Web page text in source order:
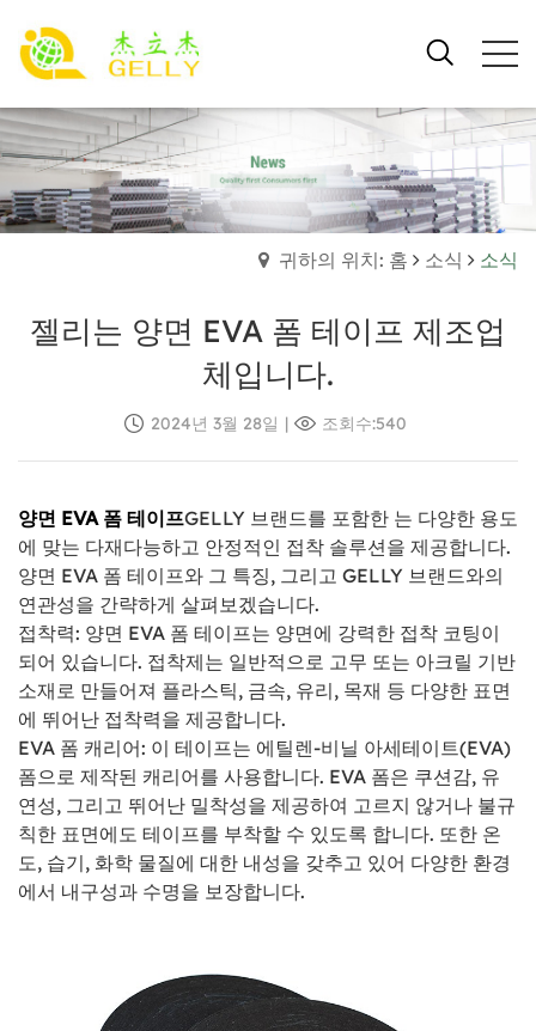
귀하의 위치: 홈 소식 소식
젤리는 양면 EVA 폼 테이프 제조업
체입니다.
2024년 3월 28일 | 조회수:540
양면 EVA 폼 테이프GELLY 브랜드를 포함한 는 다양한 용도
에 맞는 다재다능하고 안정적인 접착 솔루션을 제공합니다.
양면 EVA 폼 테이프와 그 특징, 그리고 GELLY 브랜드와의
연관성을 간략하게 살펴보겠습니다.
접착력: 양면 EVA 폼 테이프는 양면에 강력한 접착 코팅이
되어 있습니다. 접착제는 일반적으로 고무 또는 아크릴 기반
소재로 만들어져 플라스틱, 금속, 유리, 목재 등 다양한 표면
에 뛰어난 접착력을 제공합니다.
EVA 폼 캐리어: 이 테이프는 에틸렌-비닐 아세테이트(EVA)
폼으로 제작된 캐리어를 사용합니다. EVA 폼은 쿠션감, 유
연성, 그리고 뛰어난 밀착성을 제공하여 고르지 않거나 불규
칙한 표면에도 테이프를 부착할 수 있도록 합니다. 또한 온
도, 습기, 화학 물질에 대한 내성을 갖추고 있어 다양한 환경
에서 내구성과 수명을 보장합니다.